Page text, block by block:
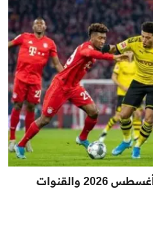
جدول مباريات اليوم الجمعة 7 أغسطس 2026 والقنوات